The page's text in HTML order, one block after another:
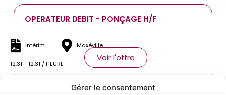
Gérer le consentement
OPERATEUR DEBIT - PONÇAGE H/F
Intérim Maxéville
12.31 - 12.31 / HEURE
Voir l'offre